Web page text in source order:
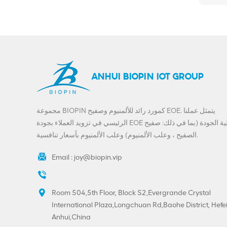
ANHUI BIOPIN IOT GROUP
مجموعة BIOPIN كمورد رائد للألمنيوم وصفيح EOE. يتمثل عملنا
الرئيسي في تزويد العملاء بجودة EOE عالية الجودة (بما في ذلك: صفيح
الصفيح ، وعلب الألمنيوم) وعلب الألمنيوم بأسعار تنافسية.
Email : joy@biopin.vip
Room 504,5th Floor, Block S2,Evergrande Crystal
International Plaza,Longchuan Rd,Baohe District,
Anhui,China